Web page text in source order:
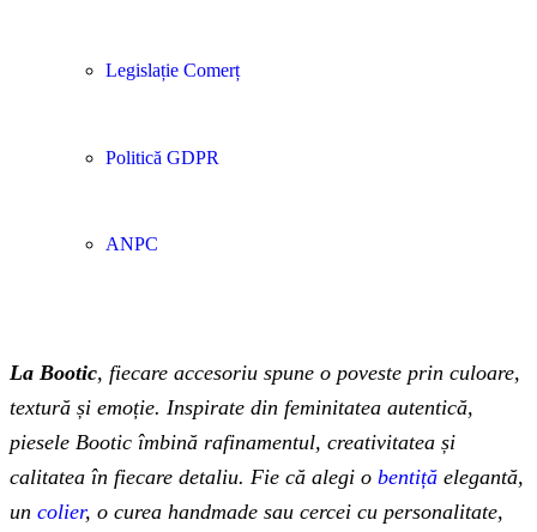
Legislație Comerț
Politică GDPR
ANPC
La Bootic, fiecare accesoriu spune o poveste prin culoare,
textură și emoție. Inspirate din feminitatea autentică,
piesele Bootic îmbină rafinamentul, creativitatea și
calitatea în fiecare detaliu. Fie că alegi o bentiță elegantă,
un colier, o curea handmade sau cercei cu personalitate,